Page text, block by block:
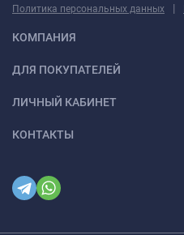
Политика персональных данных |
КОМПАНИЯ
ДЛЯ ПОКУПАТЕЛЕЙ
ЛИЧНЫЙ КАБИНЕТ
КОНТАКТЫ